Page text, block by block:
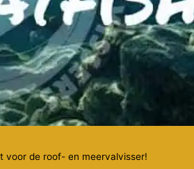
voor de roof- en meervalvisser!